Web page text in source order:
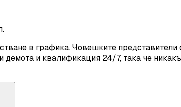
в графика. Човешките
и квалификация 24/7, така че